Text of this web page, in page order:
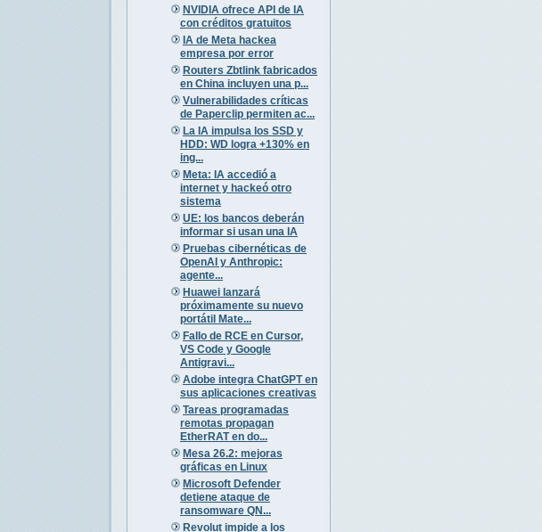
NVIDIA ofrece API de IA
con créditos gratuitos
IA de Meta hackea
empresa por error
Routers Zbtlink fabricados
en China incluyen una p...
Vulnerabilidades críticas
de Paperclip permiten ac...
La IA impulsa los SSD y
HDD: WD logra +130% en
ing...
Meta: IA accedió a
internet y hackeó otro
sistema
UE: los bancos deberán
informar si usan una IA
Pruebas cibernéticas de
OpenAI y Anthropic:
agente...
Huawei lanzará
próximamente su nuevo
portátil Mate...
Fallo de RCE en Cursor,
VS Code y Google
Antigravi...
Adobe integra ChatGPT en
sus aplicaciones creativas
Tareas programadas
remotas propagan
EtherRAT en do...
Mesa 26.2: mejoras
gráficas en Linux
Microsoft Defender
detiene ataque de
ransomware QN...
Revolut impide a los